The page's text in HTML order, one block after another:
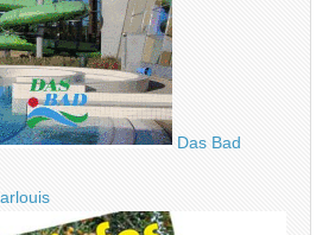
Das Bad